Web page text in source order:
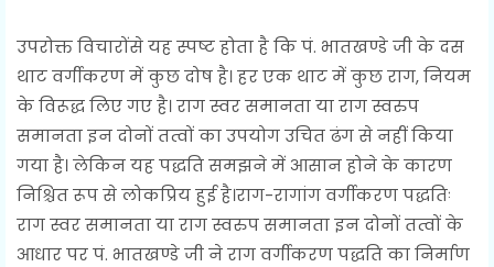
उपरोक्त विचारोंसे यह स्पष्ट होता है कि पं. भातखण्डे जी के दस
थाट वर्गीकरण में कुछ दोष है। हर एक थाट में कुछ राग, नियम
के विरूद्ध लिए गए है। राग स्वर समानता या राग स्वरुप
समानता इन दोनों तत्वों का उपयोग उचित ढंग से नहीं किया
गया है। लेकिन यह पद्धति समझने में आसान होने के कारण
निश्चित रूप से लोकप्रिय हुई है।राग-रागांग वर्गीकरण पद्धतिः
राग स्वर समानता या राग स्वरुप समानता इन दोनों तत्वों के
आधार पर पं. भातखण्डे जी ने राग वर्गीकरण पद्धति का निर्माण